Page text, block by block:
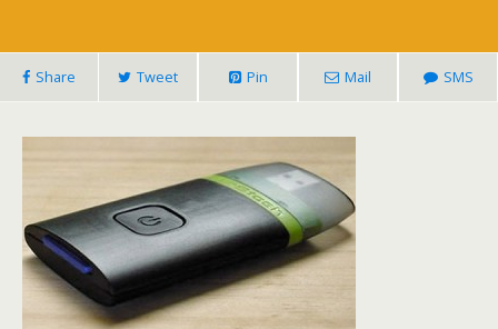
Share Tweet Pin Mail SMS